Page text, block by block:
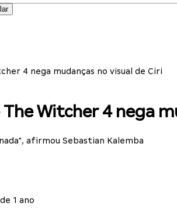
4 nega mudanças no visual de Ciri
Witcher 4 nega
afirmou Sebastian Kalemba
1 ano